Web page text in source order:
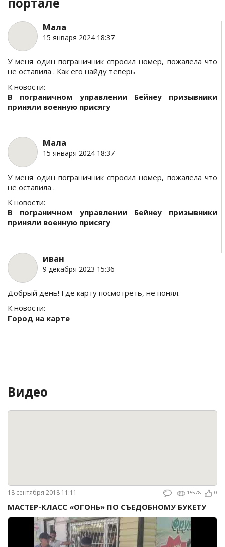
Мала
15 января 2024 18:37
У меня один пограничник спросил номер, пожалела что
не оставила . Как его найду теперь
К новости:
В пограничном управлении Бейнеу призывники
приняли военную присягу
Мала
15 января 2024 18:37
У меня один пограничник спросил номер, пожалела что
не оставила .
К новости:
В пограничном управлении Бейнеу призывники
приняли военную присягу
иван
9 декабря 2023 15:36
Добрый день! Где карту посмотреть, не понял.
К новости:
Город на карте
Видео
18 сентября 2018 11:11 15578 0
МАСТЕР-КЛАСС «ОГОНЬ» ПО СЪЕДОБНОМУ БУКЕТУ